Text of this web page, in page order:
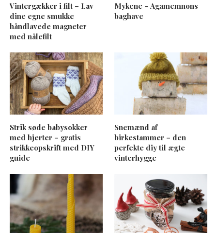
Vintergækker i filt – Lav
dine egne smukke
håndlavede magneter
med nålefilt
Mykene – Agamemnons
baghave
Strik søde babysokker
med hjerter – gratis
strikkeopskrift med DIY
guide
Snemænd af
birkestammer – den
perfekte diy til ægte
vinterhygge